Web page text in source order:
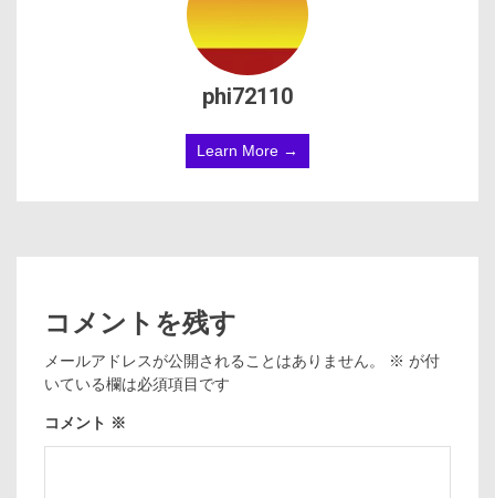
phi72110
Learn More →
コメントを残す
メールアドレスが公開されることはありません。 ※ が付
いている欄は必須項目です
コメント ※